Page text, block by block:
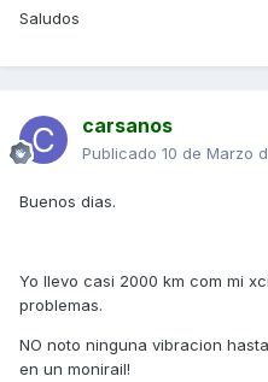
Saludos
carsanos
Publicado 10 de Marzo
Buenos dias.
Yo llevo casi 2000 km com mi
problemas.
NO noto ninguna vibracion
en un monirail!